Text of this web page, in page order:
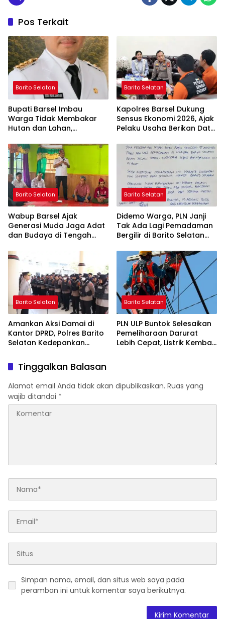
Pos Terkait
Barito Selatan
Bupati Barsel Imbau
Warga Tidak Membakar
Hutan dan Lahan,
Bebas Kabut Asap
Barito Selatan
Kapolres Barsel Dukung
Sensus Ekonomi 2026, Ajak
Pelaku Usaha Berikan Data
Barito Selatan
Wabup Barsel Ajak
Generasi Muda Jaga Adat
dan Budaya di Tengah
Barito Selatan
Didemo Warga, PLN Janji
Tak Ada Lagi Pemadaman
Bergilir di Barito Selatan
Barito Selatan
Amankan Aksi Damai di
Kantor DPRD, Polres Barito
Selatan Kedepankan
Barito Selatan
PLN ULP Buntok Selesaikan
Pemeliharaan Darurat
Lebih Cepat, Listrik Kembali
Tinggalkan Balasan
Alamat email Anda tidak akan dipublikasikan. Ruas yang
wajib ditandai *
Simpan nama, email, dan situs web saya pada
peramban ini untuk komentar saya berikutnya.